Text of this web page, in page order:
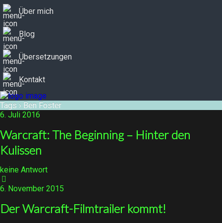
Über mich
Blog
Übersetzungen
Kontakt
Tags › Ben Foster
6. Juli 2016
Warcraft: The Beginning – Hinter den
Kulissen
keine Antwort
6. November 2015
Der Warcraft-Filmtrailer kommt!